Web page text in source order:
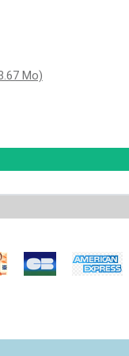
Mo)